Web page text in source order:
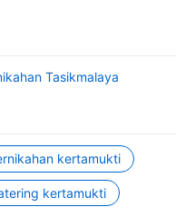
Tasikmalaya
kertamukti
kertamukti